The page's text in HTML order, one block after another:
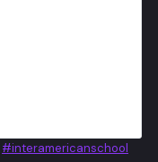
#interamericanschool